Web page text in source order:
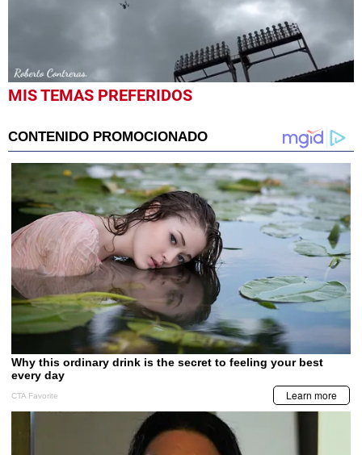
0
seconds
seconds
MIS TEMAS PREFERIDOS